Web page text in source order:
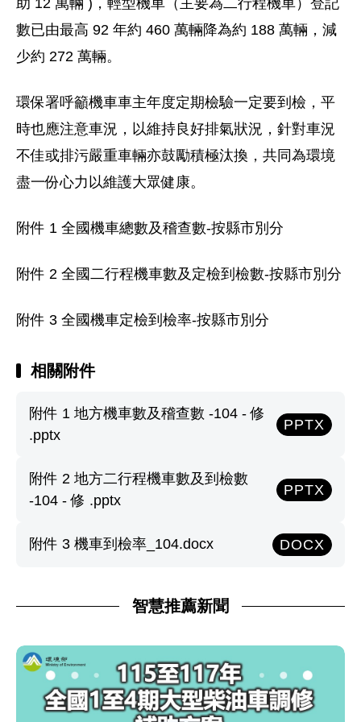
助 12 萬輛 )，輕型機車（主要為二行程機車）登記
數已由最高 92 年約 460 萬輛降為約 188 萬輛，減
少約 272 萬輛。
環保署呼籲機車車主年度定期檢驗一定要到檢，平
時也應注意車況，以維持良好排氣狀況，針對車況
不佳或排污嚴重車輛亦鼓勵積極汰換，共同為環境
盡一份心力以維護大眾健康。
附件 1 全國機車總數及稽查數‐按縣市別分
附件 2 全國二行程機車數及定檢到檢數‐按縣市別分
附件 3 全國機車定檢到檢率‐按縣市別分
相關附件
附件 1 地方機車數及稽查數 -104 - 修
.pptx
PPTX
附件 2 地方二行程機車數及到檢數
-104 - 修 .pptx
PPTX
附件 3 機車到檢率_104.docx DOCX
智慧推薦新聞